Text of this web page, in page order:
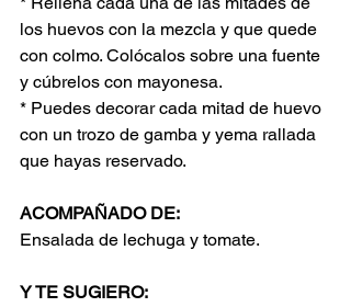
los huevos con la mezcla y que quede
con colmo. Colócalos sobre una fuente
y cúbrelos con mayonesa.
* Puedes decorar cada mitad de huevo
con un trozo de gamba y yema rallada
que hayas reservado.
ACOMPAÑADO DE:
Ensalada de lechuga y tomate.
Y TE SUGIERO: